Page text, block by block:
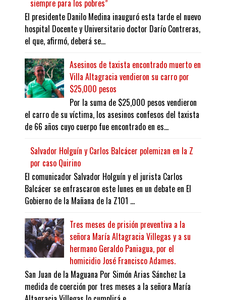
siempre para los pobres”
El presidente Danilo Medina inauguró esta tarde el nuevo
hospital Docente y Universitario doctor Darío Contreras,
el que, afirmó, deberá se...
Asesinos de taxista encontrado muerto en
Villa Altagracia vendieron su carro por
$25,000 pesos
Por la suma de $25,000 pesos vendieron
el carro de su víctima, los asesinos confesos del taxista
de 66 años cuyo cuerpo fue encontrado en es...
Salvador Holguín y Carlos Balcácer polemizan en la Z
por caso Quirino
El comunicador Salvador Holguín y el jurista Carlos
Balcácer se enfrascaron este lunes en un debate en El
Gobierno de la Mañana de la Z101 ...
Tres meses de prisión preventiva a la
señora María Altagracia Villegas y a su
hermano Geraldo Paniagua, por el
homicidio José Francisco Adames.
San Juan de la Maguana Por Simón Arias Sánchez La
medida de coerción por tres meses a la señora María